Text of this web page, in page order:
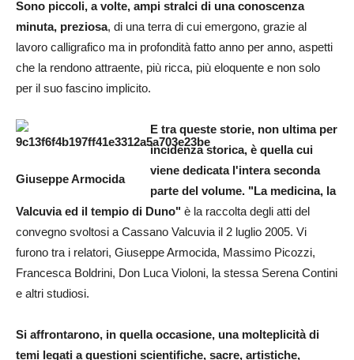
Sono piccoli, a volte, ampi stralci di una conoscenza
minuta, preziosa, di una terra di cui emergono, grazie al
lavoro calligrafico ma in profondità fatto anno per anno, aspetti
che la rendono attraente, più ricca, più eloquente e non solo
per il suo fascino implicito.
Giuseppe Armocida
E tra queste storie, non ultima per
incidenza storica, è quella cui
viene dedicata l'intera seconda
parte del volume. "La medicina, la
Valcuvia ed il tempio di Duno" è la raccolta degli atti del
convegno svoltosi a Cassano Valcuvia il 2 luglio 2005. Vi
furono tra i relatori, Giuseppe Armocida, Massimo Picozzi,
Francesca Boldrini, Don Luca Violoni, la stessa Serena Contini
e altri studiosi.
Si affrontarono, in quella occasione, una molteplicità di
temi legati a questioni scientifiche, sacre, artistiche,